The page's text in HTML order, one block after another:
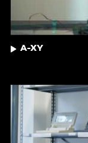
A-XY